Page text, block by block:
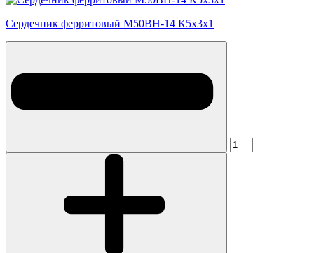
Сердечник ферритовый М50ВН-14 К5х3х1